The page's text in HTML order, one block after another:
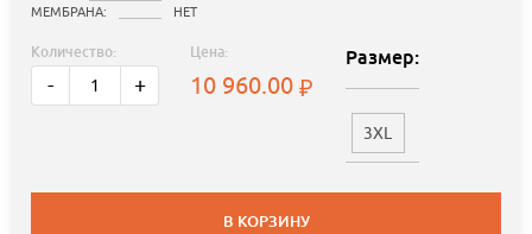
МЕМБРАНА:
НЕТ
Количество:
- +
Цена:
10 960.00
Размер:
3XL
В КОРЗИНУ